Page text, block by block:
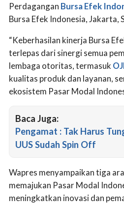
Perdagangan Bursa Efek
Bursa Efek Indonesia, Jakarta,
“Keberhasilan kinerja Bursa
terlepas dari sinergi semua
lembaga otoritas, termasuk
kualitas produk dan layanan,
ekosistem Pasar Modal
Baca Juga:
Pengamat : Tak Harus
UUS Sudah Spin Off
Wapres menyampaikan tiga
memajukan Pasar Modal
meningkatkan inovasi dan